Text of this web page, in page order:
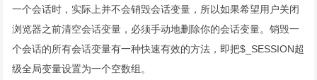
一个会话时，实际上并不会销毁会话变量，所以如果希望用户关闭
浏览器之前清空会话变量，必须手动地删除你的会话变量。销毁一
个会话的所有会话变量有一种快速有效的方法，即把$_SESSION超
级全局变量设置为一个空数组。